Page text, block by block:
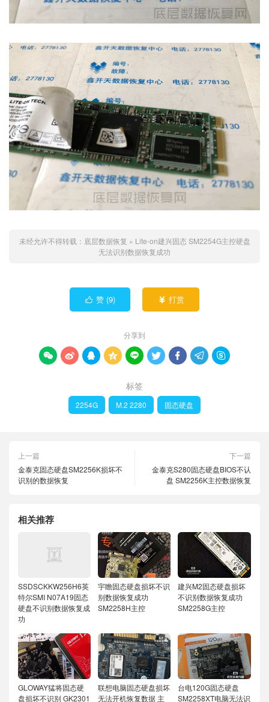
未经允许不得转载： 底层数据恢复 » Lite-on建兴固态 SM2254G主控硬盘
无法识别数据恢复成功
 赞 (9)  打赏
分享到
        
标签
2254G M.2 2280 固态硬盘
上一篇
金泰克固态硬盘SM2256K损坏不
识别的数据恢复
下一篇
金泰克S280固态硬盘BIOS不认
盘 SM2256K主控数据恢复
相关推荐
SSDSCKKW256H6英
特尔SMI N07A19固态
硬盘不识别数据恢复成
功
宇瞻固态硬盘损坏不识
别数据恢复成功
SM2258H主控
建兴M2固态硬盘损坏
不识别数据恢复成功
SM2258G主控
GLOWAY猛将固态硬
盘损坏不识别 GK2301
联想电脑固态硬盘损坏
无法开机恢复数据 主
台电120G固态硬盘
SM2258XT电脑无法识